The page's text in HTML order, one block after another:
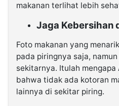
makanan terlihat lebih
Jaga Kebersihan
Foto makanan yang
pada piringnya saja,
sekitarnya. Itulah
bahwa tidak ada kotoran
lainnya di sekitar piring.